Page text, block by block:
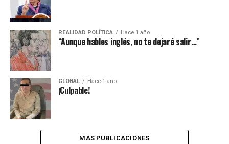
REALIDAD POLÍTICA Hace 1 año
“Aunque hables inglés, no te dejaré salir…”
GLOBAL Hace 1 año
¡Culpable!
MÁS PUBLICACIONES